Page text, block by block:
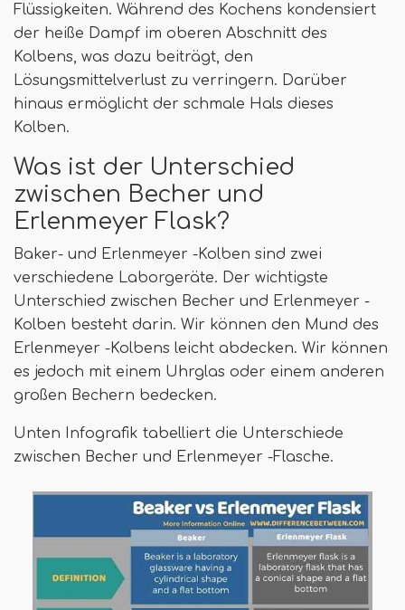
Flüssigkeiten. Während des Kochens kondensiert
der heiße Dampf im oberen Abschnitt des
Kolbens, was dazu beiträgt, den
Lösungsmittelverlust zu verringern. Darüber
hinaus ermöglicht der schmale Hals dieses
Kolben.
Was ist der Unterschied
zwischen Becher und
Erlenmeyer Flask?
Baker- und Erlenmeyer -Kolben sind zwei
verschiedene Laborgeräte. Der wichtigste
Unterschied zwischen Becher und Erlenmeyer -
Kolben besteht darin. Wir können den Mund des
Erlenmeyer -Kolbens leicht abdecken. Wir können
es jedoch mit einem Uhrglas oder einem anderen
großen Bechern bedecken.
Unten Infografik tabelliert die Unterschiede
zwischen Becher und Erlenmeyer -Flasche.